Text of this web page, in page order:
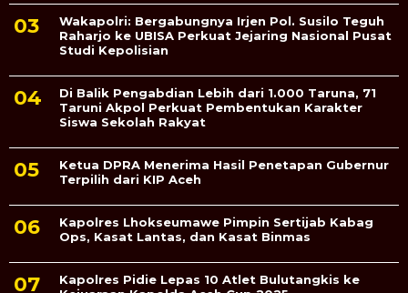
Wakapolri: Bergabungnya Irjen Pol. Susilo Teguh
Raharjo ke UBISA Perkuat Jejaring Nasional Pusat
Studi Kepolisian
Di Balik Pengabdian Lebih dari 1.000 Taruna, 71
Taruni Akpol Perkuat Pembentukan Karakter
Siswa Sekolah Rakyat
Ketua DPRA Menerima Hasil Penetapan Gubernur
Terpilih dari KIP Aceh
Kapolres Lhokseumawe Pimpin Sertijab Kabag
Ops, Kasat Lantas, dan Kasat Binmas
Kapolres Pidie Lepas 10 Atlet Bulutangkis ke